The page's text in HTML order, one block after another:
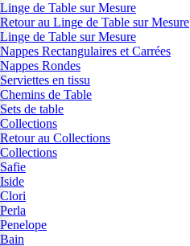
Linge de Table sur Mesure
Retour au Linge de Table sur Mesure
Linge de Table sur Mesure
Nappes Rectangulaires et Carrées
Nappes Rondes
Serviettes en tissu
Chemins de Table
Sets de table
Collections
Retour au Collections
Collections
Safie
Iside
Clori
Perla
Penelope
Bain